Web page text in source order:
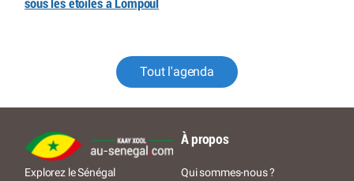
sous les étoiles à Lompoul
Tout l'agenda
Explorez le Sénégal
À propos
Qui sommes-nous ?